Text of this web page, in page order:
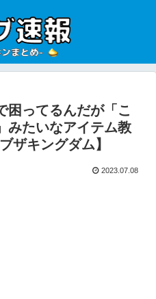
困ってるんだが「こ
みたいなアイテム教
ザキングダム】
2023.07.08